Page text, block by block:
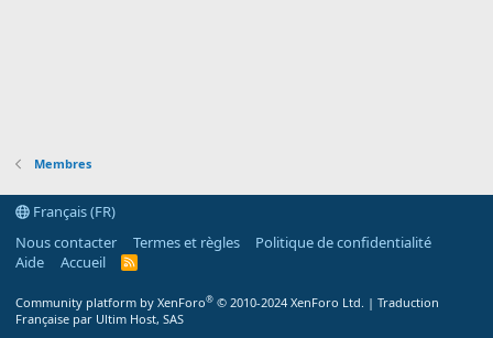
Membres
Français (FR)
Nous contacter
Termes et règles
Politique de confidentialité
Aide
Accueil
R
Community platform by XenForo® © 2010-2024 XenForo Ltd. | Traduction
Française par Ultim Host, SAS